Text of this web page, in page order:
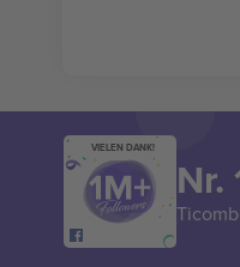
VIELEN DANK!